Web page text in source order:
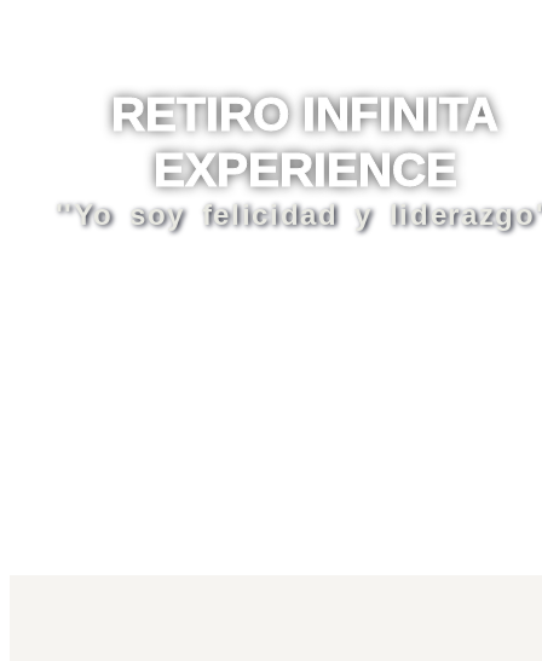
RETIRO INFINITA
EXPERIENCE
''Yo soy felicidad y